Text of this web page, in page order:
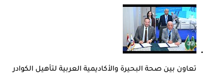
تعاون بين صحة البحيرة والأكاديمية العربية لتأهيل الكوادر